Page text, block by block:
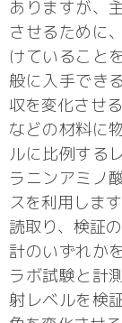
ありますが、
させるために
けていること
般に入手でき
収を変化させ
などの材料に
ルに比例する
ラニンアミノ
スを利用しま
読取り、検証
計のいずれか
ラボ試験と計
射レベルを検